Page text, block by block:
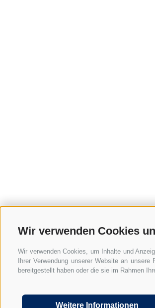
Wir verwenden Cookies
Wir verwenden Cookies, um Inhalte und
Ihrer Verwendung unserer Website an
bereitgestellt haben oder die sie im Rahmen
Weitere Informationen
UID: